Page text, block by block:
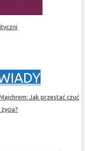
Jak przestać czuć